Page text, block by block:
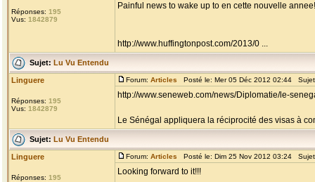
Réponses: 195
Vus: 1842879
Painful news to wake up to en cette nouvelle
http://www.huffingtonpost.com/2013/0 ...
Sujet: Lu Vu Entendu
Linguere
Réponses: 195
Vus: 1842879
Forum: Articles Posté le: Mer 05 Déc 2012 02:44
http://www.seneweb.com/news/Diplomatie/le-
Le Sénégal appliquera la réciprocité des visas à
Sujet: Lu Vu Entendu
Linguere
Réponses: 195
Forum: Articles Posté le: Dim 25 Nov 2012 03:24
Looking forward to it!!!